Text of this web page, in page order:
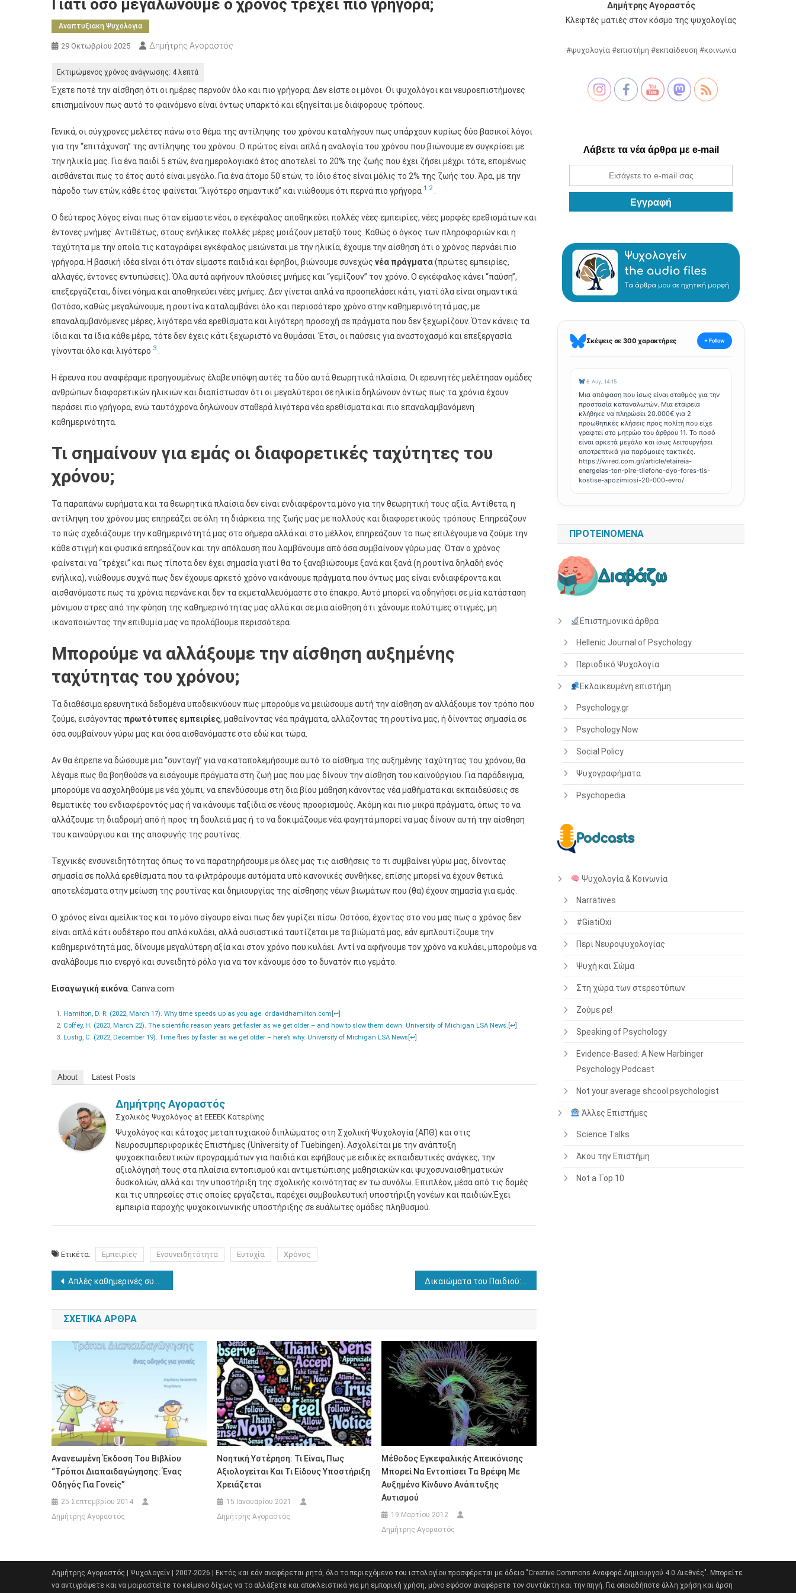
Γιατί όσο μεγαλώνουμε ο χρόνος τρέχει πιο γρήγορα;
Αναπτυξιακη Ψυχολογια
29 Οκτωβρίου 2025 Δημήτρης Αγοραστός
Έχετε ποτέ την αίσθηση ότι οι ημέρες περνούν όλο και πιο γρήγορα; Δεν είστε οι μόνοι. Οι ψυχολόγοι και νευροεπιστήμονες
επισημαίνουν πως αυτό το φαινόμενο είναι όντως υπαρκτό και εξηγείται με διάφορους τρόπους.
Γενικά, οι σύγχρονες μελέτες πάνω στο θέμα της αντίληψης του χρόνου καταλήγουν πως υπάρχουν κυρίως δύο βασικοί λόγοι
για την “επιτάχυνση” της αντίληψης του χρόνου. Ο πρώτος είναι απλά η αναλογία του χρόνου που βιώνουμε εν συγκρίσει με
την ηλικία μας. Για ένα παιδί 5 ετών, ένα ημερολογιακό έτος αποτελεί το 20% της ζωής που έχει ζήσει μέχρι τότε, επομένως
αισθάνεται πως το έτος αυτό είναι μεγάλο. Για ένα άτομο 50 ετών, το ίδιο έτος είναι μόλις το 2% της ζωής του. Άρα, με την
πάροδο των ετών, κάθε έτος φαίνεται “λιγότερο σημαντικό” και νιώθουμε ότι περνά πιο γρήγορα 1 2.
Ο δεύτερος λόγος είναι πως όταν είμαστε νέοι, ο εγκέφαλος αποθηκεύει πολλές νέες εμπειρίες, νέες μορφές ερεθισμάτων και
έντονες μνήμες. Αντιθέτως, στους ενήλικες πολλές μέρες μοιάζουν μεταξύ τους. Καθώς ο όγκος των πληροφοριών και η
ταχύτητα με την οποία τις καταγράφει εγκέφαλος μειώνεται με την ηλικία, έχουμε την αίσθηση ότι ο χρόνος περνάει πιο
γρήγορα. Η βασική ιδέα είναι ότι όταν είμαστε παιδιά και έφηβοι, βιώνουμε συνεχώς νέα πράγματα(πρώτες εμπειρίες,
αλλαγές, έντονες εντυπώσεις). Όλα αυτά αφήνουν πλούσιες μνήμες και “γεμίζουν” τον χρόνο. Ο εγκέφαλος κάνει “παύση”,
επεξεργάζεται, δίνει νόημα και αποθηκεύει νέες μνήμες. Δεν γίνεται απλά να προσπελάσει κάτι, γιατί όλα είναι σημαντικά.
Ωστόσο, καθώς μεγαλώνουμε, η ρουτίνα καταλαμβάνει όλο και περισσότερο χρόνο στην καθημερινότητά μας, με
επαναλαμβανόμενες μέρες, λιγότερα νέα ερεθίσματα και λιγότερη προσοχή σε πράγματα που δεν ξεχωρίζουν. Όταν κάνεις τα
ίδια και τα ίδια κάθε μέρα, τότε δεν έχεις κάτι ξεχωριστό να θυμάσαι. Έτσι, οι παύσεις για αναστοχασμό και επεξεργασία
γίνονται όλο και λιγότερο 3
Η έρευνα που αναφέραμε προηγουμένως έλαβε υπόψη αυτές τα δύο αυτά θεωρητικά πλαίσια. Οι ερευνητές μελέτησαν ομάδες
ανθρώπων διαφορετικών ηλικιών και διαπίστωσαν ότι οι μεγαλύτεροι σε ηλικία δηλώνουν όντως πως τα χρόνια έχουν
περάσει πιο γρήγορα, ενώ ταυτόχρονα δηλώνουν σταθερά λιγότερα νέα ερεθίσματα και πιο επαναλαμβανόμενη
καθημερινότητα.
Τι σημαίνουν για εμάς οι διαφορετικές ταχύτητες του
χρόνου;
Τα παραπάνω ευρήματα και τα θεωρητικά πλαίσια δεν είναι ενδιαφέροντα μόνο για την θεωρητική τους αξία. Αντίθετα, η
αντίληψη του χρόνου μας επηρεάζει σε όλη τη διάρκεια της ζωής μας με πολλούς και διαφορετικούς τρόπους. Επηρεάζουν
το πώς σχεδιάζουμε την καθημερινότητά μας στο σήμερα αλλά και στο μέλλον, επηρεάζουν το πως επιλέγουμε να ζούμε την
κάθε στιγμή και φυσικά επηρεάζουν και την απόλαυση που λαμβάνουμε από όσα συμβαίνουν γύρω μας. Όταν ο χρόνος
φαίνεται να “τρέχει” και πως τίποτα δεν έχει σημασία γιατί θα το ξαναβιώσουμε ξανά και ξανά (η ρουτίνα δηλαδή ενός
ενήλικα), νιώθουμε συχνά πως δεν έχουμε αρκετό χρόνο να κάνουμε πράγματα που όντως μας είναι ενδιαφέροντα και
αισθανόμαστε πως τα χρόνια περνάνε και δεν τα εκμεταλλευόμαστε στο έπακρο. Αυτό μπορεί να οδηγήσει σε μία κατάσταση
μόνιμου στρες από την φύηση της καθημερινότητας μας αλλά και σε μια αίσθηση ότι χάνουμε πολύτιμες στιγμές, μη
ικανοποιώντας την επιθυμία μας να προλάβουμε περισσότερα.
Μπορούμε να αλλάξουμε την αίσθηση αυξημένης
ταχύτητας του χρόνου;
Τα διαθέσιμα ερευνητικά δεδομένα υποδεικνύουν πως μπορούμε να μειώσουμε αυτή την αίσθηση αν αλλάξουμε τον τρόπο που
ζούμε, εισάγοντας πρωτότυπες εμπειρίες, μαθαίνοντας νέα πράγματα, αλλάζοντας τη ρουτίνα μας, ή δίνοντας σημασία σε
όσα συμβαίνουν γύρω μας και όσα αισθανόμαστε στο εδώ και τώρα.
Αν θα έπρεπε να δώσουμε μια “συνταγή” για να καταπολεμήσουμε αυτό το αίσθημα της αυξημένης ταχύτητας του χρόνου, θα
λέγαμε πως θα βοηθούσε να εισάγουμε πράγματα στη ζωή μας που μας δίνουν την αίσθηση του καινούργιου. Για παράδειγμα,
μπορούμε να ασχοληθούμε με νέα χόμπι, να επενδύσουμε στη δια βίου μάθηση κάνοντας νέα μαθήματα και εκπαιδεύσεις σε
θεματικές του ενδιαφέροντός μας ή να κάνουμε ταξίδια σε νέους προορισμούς. Ακόμη και πιο μικρά πράγματα, όπως το να
αλλάζουμε τη διαδρομή από ή προς τη δουλειά μας ή το να δοκιμάζουμε νέα φαγητά μπορεί να μας δίνουν αυτή την αίσθηση
του καινούργιου και της αποφυγής της ρουτίνας.
Τεχνικές ενσυνειδητότητας όπως το να παρατηρήσουμε με όλες μας τις αισθήσεις το τι συμβαίνει γύρω μας, δίνοντας
σημασία σε πολλά ερεθίσματα που τα φιλτράρουμε αυτόματα υπό κανονικές συνθήκες, επίσης μπορεί να έχουν θετικά
αποτελέσματα στην μείωση της ρουτίνας και δημιουργίας της αίσθησης νέων βιωμάτων που (θα) έχουν σημασία για εμάς.
O χρόνος είναι αμείλικτος και το μόνο σίγουρο είναι πως δεν γυρίζει πίσω. Ωστόσο, έχοντας στο νου μας πως ο χρόνος δεν
είναι απλά κάτι ουδέτερο που απλά κυλάει, αλλά ουσιαστικά ταυτίζεται με τα βιώματά μας, εάν εμπλουτίζουμε την
καθημερινότητά μας, δίνουμε μεγαλύτερη αξία και στον χρόνο που κυλάει. Αντί να αφήνουμε τον χρόνο να κυλάει, μπορούμε να
αναλάβουμε πιο ενεργό και συνειδητό ρόλο για να τον κάνουμε όσο το δυνατόν πιο γεμάτο.
Εισαγωγική εικόνα: Canva.com
Hamilton, D. R. (2022, March 17). Why time speeds up as you age. drdavidhamilton.com [↩]
Coffey, H. (2023, March 22). The scientific reason years get faster as we get older – and how to slow them down. University of Michigan LSA News. [↩]
Lustig, C. (2022, December 19). Time flies by faster as we get older – here’s why. University of Michigan LSA News [↩]
About Latest Posts
Δημήτρης Αγοραστός
Σχολικός Ψυχολόγος at ΕΕΕΕΚ Κατερίνης
Ψυχολόγος και κάτοχος μεταπτυχιακού διπλώματος στη Σχολική Ψυχολογία (ΑΠΘ) και στις
Νευροσυμπεριφορικές Επιστήμες (University of Tuebingen). Ασχολείται με την ανάπτυξη
ψυχοεκπαιδευτικών προγραμμάτων για παιδιά και εφήβους με ειδικές εκπαιδευτικές ανάγκες, την
αξιολόγησή τους στα πλαίσια εντοπισμού και αντιμετώπισης μαθησιακών και ψυχοσυναισθηματικών
δυσκολιών, αλλά και την υποστήριξη της σχολικής κοινότητας εν τω συνόλω. Επιπλέον, μέσα από τις δομές
και τις υπηρεσίες στις οποίες εργάζεται, παρέχει συμβουλευτική υποστήριξη γονέων και παιδιών.Έχει
εμπειρία παροχής ψυχοκοινωνικής υποστήριξης σε ευάλωτες ομάδες πληθυσμού.
Ετικέτα: Εμπειρίες Ενσυνειδητότητα Ευτυχία Χρόνος
Πλοήγηση
άρθρων
Απλές καθημερινές συνήθειες που προστατεύουν από την άνοια
ΣΧΕΤΙΚΆ ΆΡΘΡΑ
Ανανεωμένη Έκδοση Του Βιβλίου
“Τρόποι Διαπαιδαγώγησης: Ένας
Οδηγός Για Γονείς”
25 Σεπτεμβρίου 2014
Δημήτρης Αγοραστός
Νοητική Υστέρηση: Τι Είναι, Πως
Αξιολογείται Και Τι Είδους Υποστήριξη
Χρειάζεται
15 Ιανουαρίου 2021
Δημήτρης Αγοραστός
Μέθοδος Εγκεφαλικής Απεικόνισης
Μπορεί Να Εντοπίσει Τα Βρέφη Με
Αυξημένο Κίνδυνο Ανάπτυξης
Αυτισμού
19 Μαρτίου 2012
Δημήτρης Αγοραστός
Δημήτρης Αγοραστός
Κλεφτές ματιές στον κόσμο της ψυχολογίας
#ψυχολογία #επιστήμη #εκπαίδευση #κοινωνία
Λάβετε τα νέα άρθρα με e-mail
Σκέψεις σε 300 χαρακτήρες + Follow
6 Αυγ, 14:15
Μια απόφαση που ίσως είναι σταθμός για την
προστασία καταναλωτών. Μια εταιρεία
κλήθηκε να πληρώσει 20.000€ για 2
προωθητικές κλήσεις προς πολίτη που είχε
γραφτεί στο μητρώο του άρθρου 11. Το ποσό
είναι αρκετά μεγάλο και ίσως λειτουργήσει
αποτρεπτικά για παρόμοιες τακτικές.
https://wired.com.gr/article/etaireia-
energeias-ton-pire-tilefono-dyo-fores-tis-
kostise-apozimiosi-20-000-evro/
ΠΡΟΤΕΙΝΌΜΕΝΑ
Επιστημονικά άρθρα
Hellenic Journal of Psychology
Περιοδικό Ψυχολογία
Εκλαϊκευμένη επιστήμη
Psychology.gr
Psychology Now
Social Policy
Ψυχογραφήματα
Psychopedia
Ψυχολογία & Κοινωνία
Narratives
#GiatiOxi
Περι Νευροψυχολογίας
Ψυχή και Σώμα
Στη χώρα των στερεοτύπων
Ζούμε ρε!
Speaking of Psychology
Evidence-Based: A New Harbinger
Psychology Podcast
Not your average shcool psychologist
Άλλες Επιστήμες
Science Talks
Άκου την Επιστήμη
Not a Top 10
Δημήτρης Αγοραστός | Ψυχολογείν | 2007-2026 | Εκτός και εάν αναφέρεται ρητά, όλο το περιεχόμενο του ιστολογίου προσφέρεται με άδεια "Creative Commons Αναφορά Δημιουργού 4.0 Διεθνές". Μπορείτε
να αντιγράψετε και να μοιραστείτε το κείμενο δίχως να το αλλάξετε και αποκλειστικά για μη εμπορική χρήση, μόνο εφόσον αναφέρετε τον συντάκτη και την πηγή. Για οποιαδήποτε άλλη χρήση και άρση